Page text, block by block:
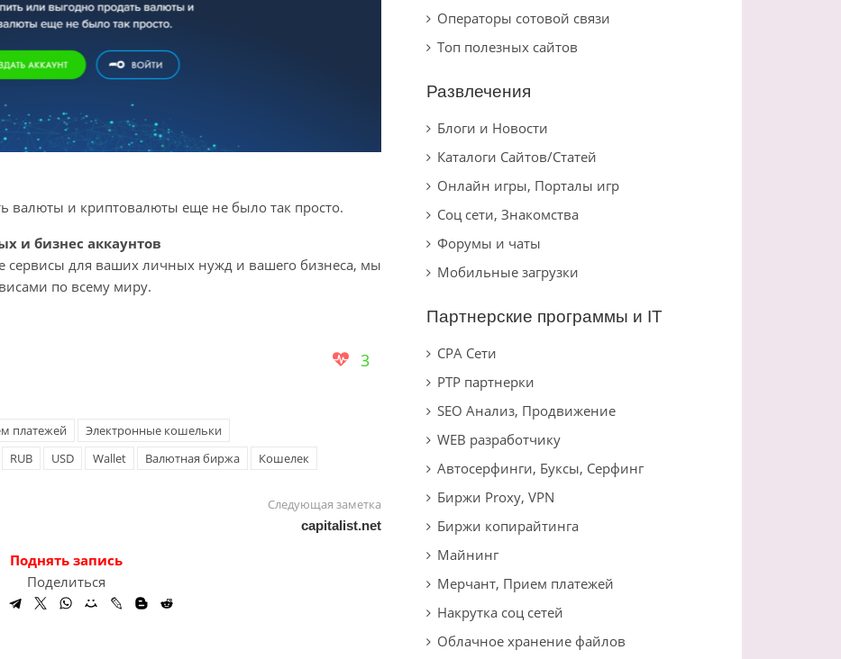
валюты и криптовалюты еще не было так просто.
и бизнес аккаунтов
сервисы для ваших личных нужд и вашего бизнеса, мы
по всему миру.
3
платежей Электронные кошельки
RUB USD Wallet Валютная биржа Кошелек
Следующая заметка
capitalist.net
Поднять запись
Поделиться
Операторы сотовой связи
Топ полезных сайтов
Развлечения
Блоги и Новости
Каталоги Сайтов/Статей
Онлайн игры, Порталы игр
Соц сети, Знакомства
Форумы и чаты
Мобильные загрузки
Партнерские программы и IT
CPA Сети
PTP партнерки
SEO Анализ, Продвижение
WEB разработчику
Автосерфинги, Буксы, Серфинг
Биржи Proxy, VPN
Биржи копирайтинга
Майнинг
Мерчант, Прием платежей
Накрутка соц сетей
Облачное хранение файлов